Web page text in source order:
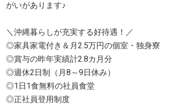
がいがあります♪
＼沖縄暮らしが充実する好待遇！／
◎家具家電付き＆月2.5万円の個室・独身寮
◎賞与の昨年実績計2.8カ月分
◎週休2日制（月8～9日休み）
◎1日1食無料の社員食堂
◎正社員登用制度